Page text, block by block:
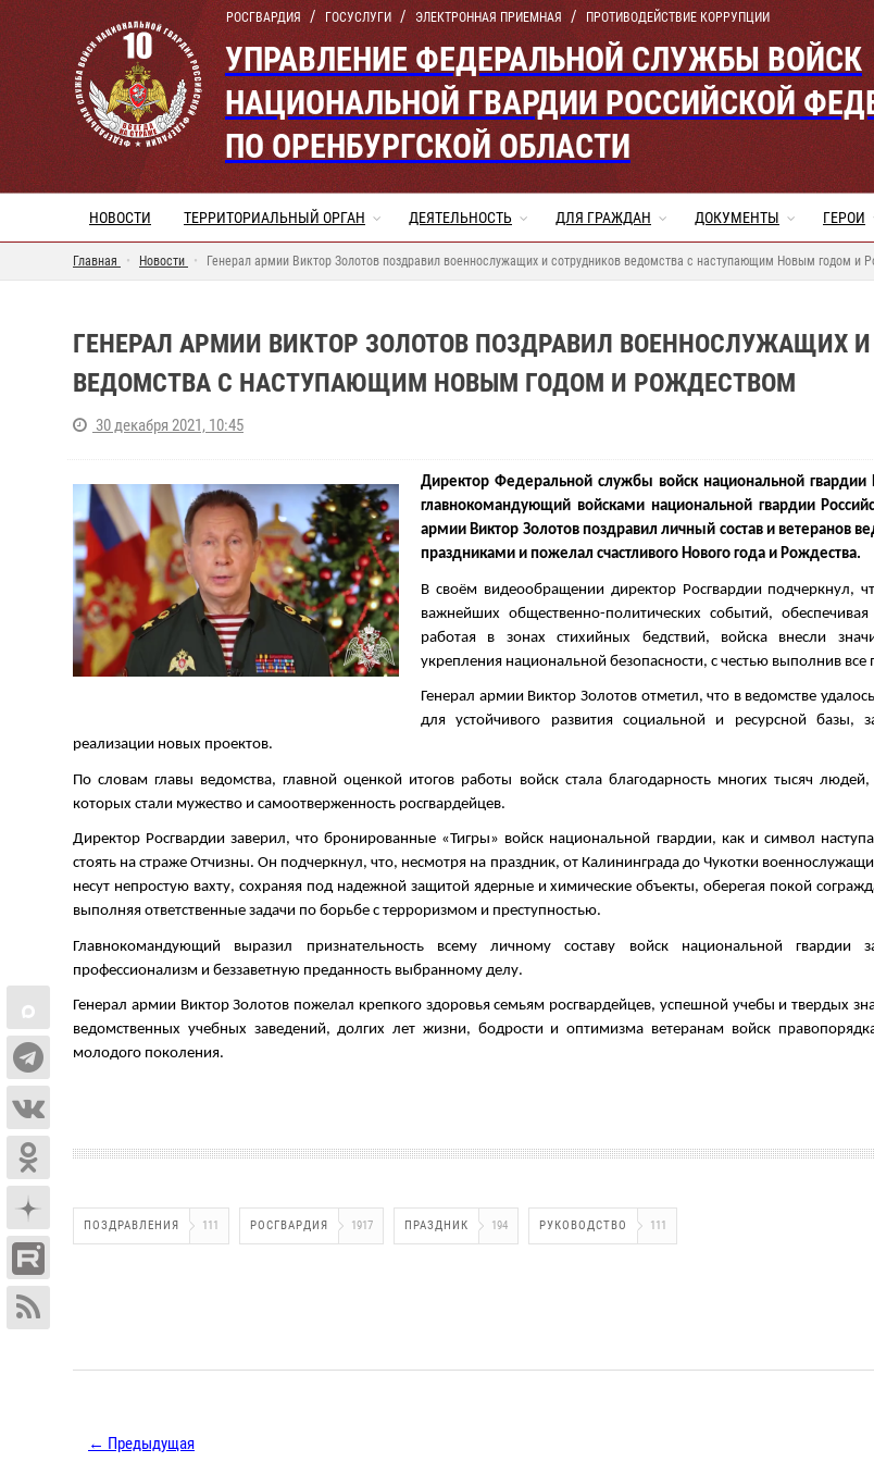
РОСГВАРДИЯ ГОСУСЛУГИ ЭЛЕКТРОННАЯ ПРИЕМНАЯ ПРОТИВОДЕЙСТВИЕ КОРРУПЦИИ
УПРАВЛЕНИЕ ФЕДЕРАЛЬНОЙ СЛУЖБЫ ВОЙСК
НАЦИОНАЛЬНОЙ ГВАРДИИ РОССИЙСКОЙ
ПО ОРЕНБУРГСКОЙ ОБЛАСТИ
НОВОСТИ ТЕРРИТОРИАЛЬНЫЙ ОРГАН ДЕЯТЕЛЬНОСТЬ ДЛЯ ГРАЖДАН ДОКУМЕНТЫ ГЕРОИ
Главная Новости Генерал армии Виктор Золотов поздравил военнослужащих и сотрудников ведомства с наступающим Новым годом и
ГЕНЕРАЛ АРМИИ ВИКТОР ЗОЛОТОВ ПОЗДРАВИЛ ВОЕННОСЛУЖАЩИХ
ВЕДОМСТВА С НАСТУПАЮЩИМ НОВЫМ ГОДОМ И РОЖДЕСТВОМ
30 декабря 2021, 10:45
Директор Федеральной службы войск национальной гвардии
главнокомандующий войсками национальной гвардии
армии Виктор Золотов поздравил личный состав и ветеранов
праздниками и пожелал счастливого Нового года и Рождества.
В своём видеообращении директор Росгвардии подчеркнул,
важнейших общественно-политических событий,
работая в зонах стихийных бедствий, войска внесли
укрепления национальной безопасности, с честью выполнив все
Генерал армии Виктор Золотов отметил, что в ведомстве
для устойчивого развития социальной и ресурсной базы,
реализации новых проектов.
По словам главы ведомства, главной оценкой итогов работы войск стала благодарность многих тысяч
которых стали мужество и самоотверженность росгвардейцев.
Директор Росгвардии заверил, что бронированные «Тигры» войск национальной гвардии, как и символ
стоять на страже Отчизны. Он подчеркнул, что, несмотря на праздник, от Калининграда до Чукотки
несут непростую вахту, сохраняя под надежной защитой ядерные и химические объекты, оберегая покой
выполняя ответственные задачи по борьбе с терроризмом и преступностью.
Главнокомандующий выразил признательность всему личному составу войск национальной гвардии
профессионализм и беззаветную преданность выбранному делу.
Генерал армии Виктор Золотов пожелал крепкого здоровья семьям росгвардейцев, успешной учебы и твердых
ведомственных учебных заведений, долгих лет жизни, бодрости и оптимизма ветеранам войск
молодого поколения.
ПОЗДРАВЛЕНИЯ 111 РОСГВАРДИЯ 1917 ПРАЗДНИК 194 РУКОВОДСТВО 111
← Предыдущая